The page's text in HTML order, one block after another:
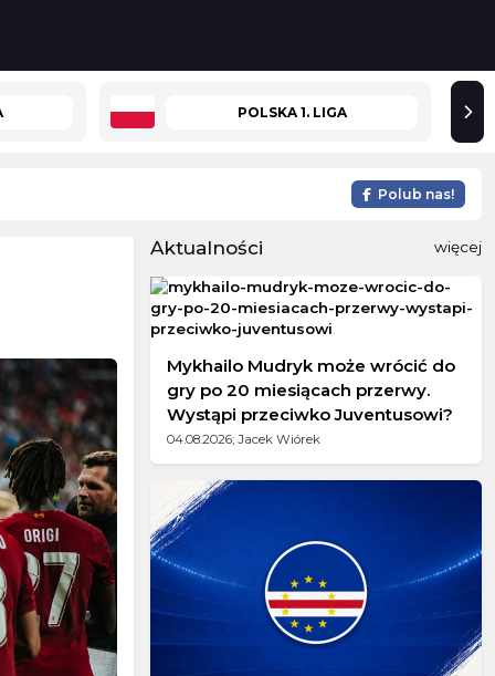
POLSKA 1. LIGA
Polub nas!
Aktualności więcej
Mykhailo Mudryk może wrócić do
gry po 20 miesiącach przerwy.
Wystąpi przeciwko Juventusowi?
04.08.2026; Jacek Wiórek